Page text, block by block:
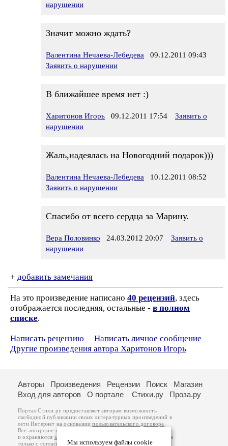
нарушении
Значит можно ждать?
Валентина Нечаева-Лебедева 09.12.2011 09:43
Заявить о нарушении
В ближайшее время нет :)
Харитонов Игорь 09.12.2011 17:54
Заявить о
нарушении
Жаль,надеялась на Новогодний подарок)))
Валентина Нечаева-Лебедева 10.12.2011 08:52
Заявить о нарушении
Спасибо от всего сердца за Марину.
Вера Половинко 24.03.2012 20:07
Заявить о
нарушении
+ добавить замечания
На это произведение написано 40 рецензий, здесь
отображается последняя, остальные - в полном
списке.
Написать рецензию
Написать личное сообщение
Другие произведения автора Харитонов Игорь
Мы используем файлы cookie
Авторы Произведения Рецензии Поиск
Магазин
Вход для авторов
О портале Стихи.ру Проза.ру
Портал Стихи.ру предоставляет авторам возможность
свободной публикации своих литературных произведений в
сети Интернет на основаниипользовательского договора
Все авторские права на произведения принадлежат авторам
и охраняются законом
. Перепечатка произведений возможна
только с согласия его автора, к которому вы можете